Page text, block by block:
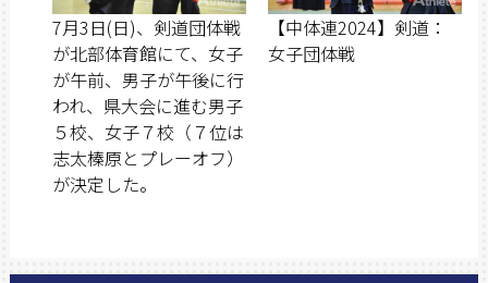
7月3日(日)、剣道団体戦
が北部体育館にて、女子
が午前、男子が午後に行
われ、県大会に進む男子
５校、女子７校（７位は
志太榛原とプレーオフ）
が決定した。
【中体連2024】剣道：
女子団体戦